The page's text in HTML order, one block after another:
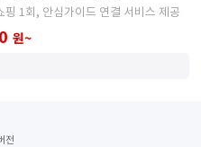
핑 1회, 안심가이드 연결 서비스 제공
원~
전